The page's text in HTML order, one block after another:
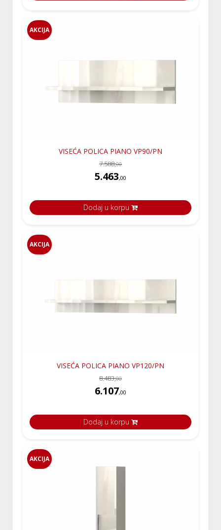
AKCIJA
VISEĆA POLICA PIANO VP90/PN
7.588,00
5.463,00
Dodaj u korpu
AKCIJA
VISEĆA POLICA PIANO VP120/PN
8.483,00
6.107,00
Dodaj u korpu
AKCIJA